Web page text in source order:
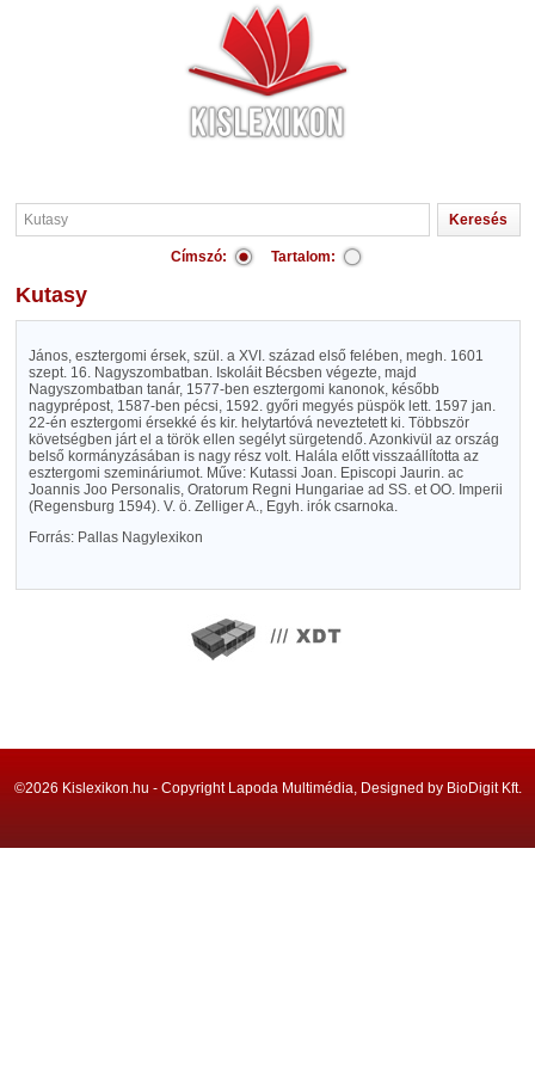
Címszó: Tartalom:
Kutasy
János, esztergomi érsek, szül. a XVI. század első felében, megh. 1601
szept. 16. Nagyszombatban. Iskoláit Bécsben végezte, majd
Nagyszombatban tanár, 1577-ben esztergomi kanonok, később
nagyprépost, 1587-ben pécsi, 1592. győri megyés püspök lett. 1597 jan.
22-én esztergomi érsekké és kir. helytartóvá neveztetett ki. Többször
követségben járt el a török ellen segélyt sürgetendő. Azonkivül az ország
belső kormányzásában is nagy rész volt. Halála előtt visszaállította az
esztergomi szemináriumot. Műve: Kutassi Joan. Episcopi Jaurin. ac
Joannis Joo Personalis, Oratorum Regni Hungariae ad SS. et OO. Imperii
(Regensburg 1594). V. ö. Zelliger A., Egyh. irók csarnoka.
Forrás: Pallas Nagylexikon
©2026 Kislexikon.hu - Copyright Lapoda Multimédia, Designed by BioDigit Kft.